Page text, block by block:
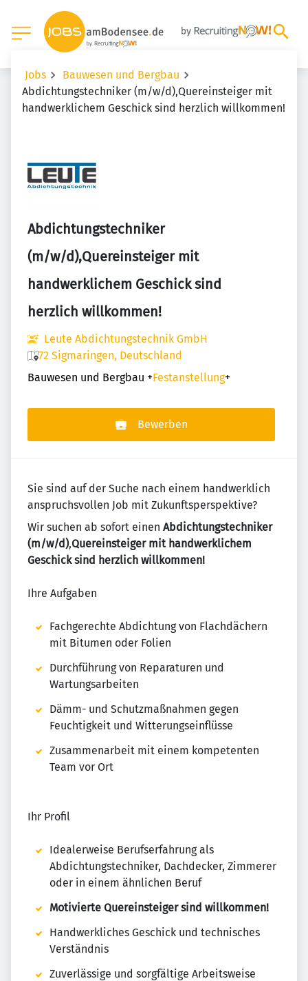
Jobs
Bauwesen und Bergbau
Abdichtungstechniker (m/w/d),Quereinsteiger mit
handwerklichem Geschick sind herzlich willkommen!
Abdichtungstechniker
(m/w/d),Quereinsteiger mit
handwerklichem Geschick sind
herzlich willkommen!
Leute Abdichtungstechnik GmbH
72 Sigmaringen, Deutschland
Bauwesen und Bergbau +Festanstellung+
Bewerben
Sie sind auf der Suche nach einem handwerklich
anspruchsvollen Job mit Zukunftsperspektive?
Wir suchen ab sofort einen Abdichtungstechniker
(m/w/d),Quereinsteiger mit handwerklichem
Geschick sind herzlich willkommen!
Ihre Aufgaben
Fachgerechte Abdichtung von Flachdächern
mit Bitumen oder Folien
Durchführung von Reparaturen und
Wartungsarbeiten
Dämm- und Schutzmaßnahmen gegen
Feuchtigkeit und Witterungseinflüsse
Zusammenarbeit mit einem kompetenten
Team vor Ort
Ihr Profil
Idealerweise Berufserfahrung als
Abdichtungstechniker, Dachdecker, Zimmerer
oder in einem ähnlichen Beruf
Motivierte Quereinsteiger sind willkommen!
Handwerkliches Geschick und technisches
Verständnis
Zuverlässige und sorgfältige Arbeitsweise